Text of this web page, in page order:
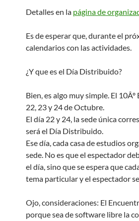
Detalles en la página de
Es de esperar que, durante el
calendarios con las actividades.
¿Y que es el Día Distribuido?
Bien, es algo muy simple. El
22, 23 y 24 de Octubre.
El día 22 y 24, la sede única
será el Día Distribuido.
Ese día, cada casa de estudios
sede. No es que el espectador
el día, sino que se espera que
tema particular y el espectador
Ojo, consideraciones: El
porque sea de software libre la